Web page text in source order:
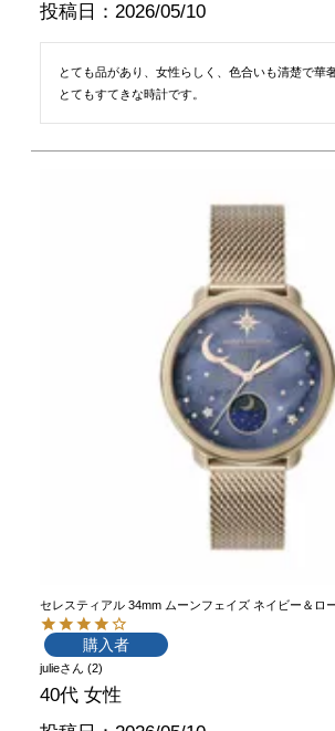
投稿日
2026/05/10
とても品があり、女性らしく、色合いも清楚で華
とてもすてきな時計です。
セレスティアル 34mm ムーンフェイズ ネイビー＆ロ
購入者
julie 2
40代 女性